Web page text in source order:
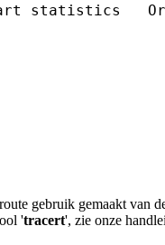
statistics
gebruik gemaakt van
'tracert', zie onze